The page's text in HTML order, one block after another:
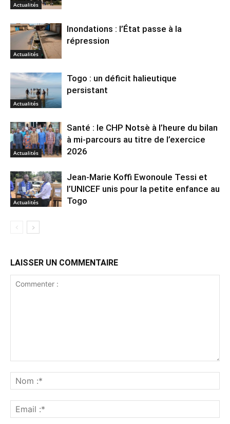
Actualités
Actualités
Inondations : l’État passe à la
répression
Actualités
Togo : un déficit halieutique
persistant
Actualités
Santé : le CHP Notsè à l’heure du bilan
à mi-parcours au titre de l’exercice
2026
Actualités
Jean-Marie Koffi Ewonoule Tessi et
l’UNICEF unis pour la petite enfance au
Togo
LAISSER UN COMMENTAIRE